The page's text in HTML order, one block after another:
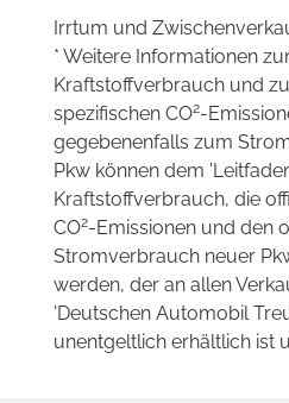
Irrtum und
* Weitere Informationen
Kraftstoffverbrauch und
spezifischen CO2-
gegebenenfalls zum
Pkw können dem
Kraftstoffverbrauch, die
CO2-Emissionen und den
Stromverbrauch neuer
werden, der an allen
'Deutschen Automobil
unentgeltlich erhältlich ist